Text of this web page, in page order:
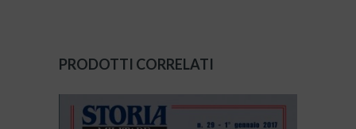
PRODOTTI CORRELATI